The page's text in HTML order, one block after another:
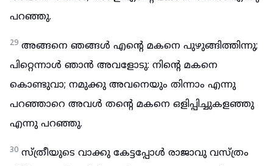
പറഞ്ഞു.
29 അങ്ങനെ ഞങ്ങൾ എന്റെ മകനെ പുഴുങ്ങിത്തിന്നു;
പിറ്റെന്നാൾ ഞാൻ അവളോടു: നിന്റെ മകനെ
കൊണ്ടുവാ; നമുക്കു അവനെയും തിന്നാം എന്നു
പറഞ്ഞാറെ അവൾ തന്റെ മകനെ ഒളിപ്പിച്ചുകളഞ്ഞു
എന്നു പറഞ്ഞു.
30 സ്ത്രീയുടെ വാക്കു കേട്ടപ്പോൾ രാജാവു വസ്ത്രം